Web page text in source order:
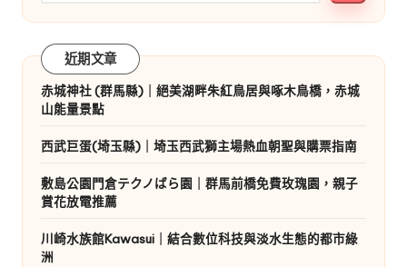
近期文章
赤城神社 (群馬縣)｜絕美湖畔朱紅鳥居與啄木鳥橋，赤城
山能量景點
西武巨蛋(埼玉縣)｜埼玉西武獅主場熱血朝聖與購票指南
敷島公園門倉テクノばら園｜群馬前橋免費玫瑰園，親子
賞花放電推薦
川崎水族館Kawasui｜結合數位科技與淡水生態的都市綠
洲